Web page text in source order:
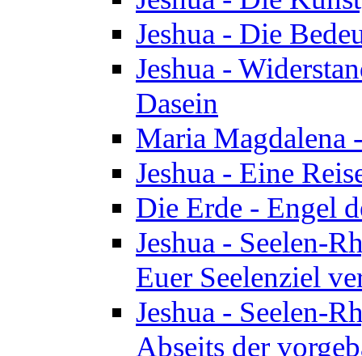
Jeshua - Die
Jeshua -
Dasein
Maria Magdalena
Jeshua - Eine
Die Erde - Engel
Jeshua - Seelen-
Euer Seelenziel
Jeshua - Seelen-
Abseits der